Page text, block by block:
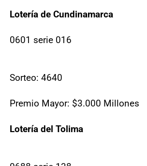
Lotería de Cundinamarca
0601 serie 016
Sorteo: 4640
Premio Mayor: $3.000 Millones
Lotería del Tolima